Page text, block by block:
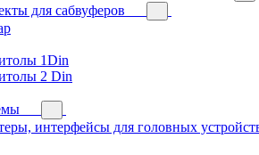
для сабвуферов
1Din
2 Din
интерфейсы для головных